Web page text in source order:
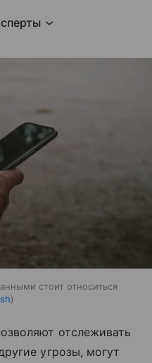
стоит относиться
отслеживать
угрозы, могут